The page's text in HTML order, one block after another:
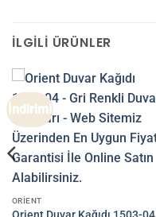
İLGILI ÜRÜNLER
İndirim!
ORIENT